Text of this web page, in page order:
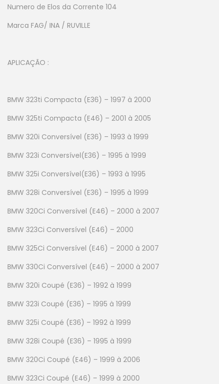
Numero de Elos da Corrente 104
Marca FAG/ INA / RUVILLE
APLICAÇÃO :
BMW 323ti Compacta (E36) – 1997 à 2000
BMW 325ti Compacta (E46) – 2001 à 2005
BMW 320i Conversível (E36) – 1993 à 1999
BMW 323i Conversível(E36) – 1995 à 1999
BMW 325i Conversível(E36) – 1993 à 1995
BMW 328i Conversível (E36) – 1995 à 1999
BMW 320Ci Conversível (E46) – 2000 à 2007
BMW 323Ci Conversível (E46) – 2000
BMW 325Ci Conversível (E46) – 2000 à 2007
BMW 330Ci Conversível (E46) – 2000 à 2007
BMW 320i Coupé (E36) – 1992 à 1999
BMW 323i Coupé (E36) – 1995 à 1999
BMW 325i Coupé (E36) – 1992 à 1999
BMW 328i Coupé (E36) – 1995 à 1999
BMW 320Ci Coupé (E46) – 1999 à 2006
BMW 323Ci Coupé (E46) – 1999 à 2000